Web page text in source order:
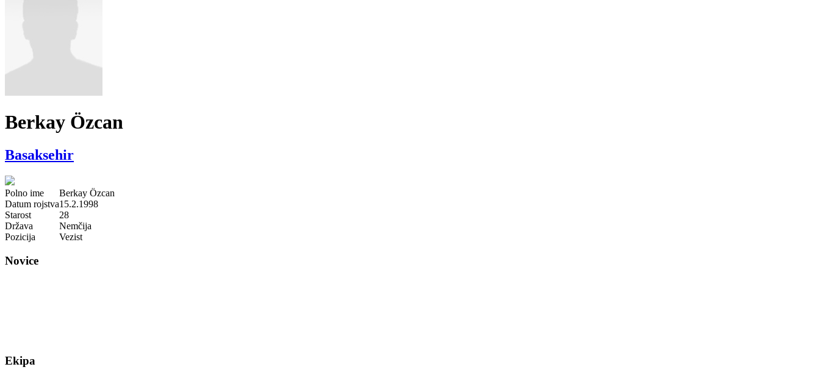
Berkay Özcan
Basaksehir
Polno ime
Berkay Özcan
Datum rojstva15.2.1998
Starost
28
Država
Nemčija
Pozicija
Vezist
Novice
Ekipa